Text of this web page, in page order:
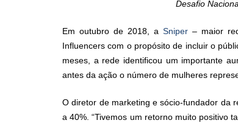
Desafio
Em outubro de 2018, a Sniper – maior
Influencers com o propósito de incluir o
meses, a rede identificou um importante
antes da ação o número de mulheres
O diretor de marketing e sócio-fundador da
a 40%. “Tivemos um retorno muito positivo